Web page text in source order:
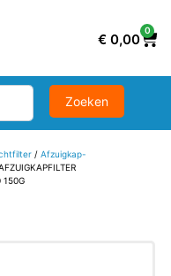
€ 0,00
0
/ Afzuigkap-
150G